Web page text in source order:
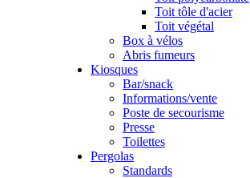
Toit tôle d'acier
Toit végétal
Box à vélos
Abris fumeurs
Kiosques
Bar/snack
Informations/vente
Poste de secourisme
Presse
Toilettes
Pergolas
Standards